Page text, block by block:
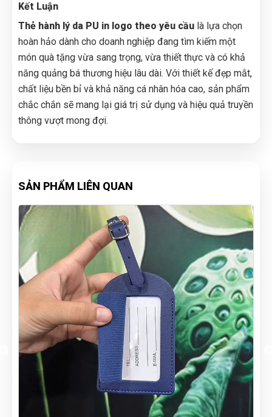
Kết Luận
Thẻ hành lý da PU in logo theo yêu cầu là lựa chọn
hoàn hảo dành cho doanh nghiệp đang tìm kiếm một
món quà tặng vừa sang trọng, vừa thiết thực và có khả
năng quảng bá thương hiệu lâu dài. Với thiết kế đẹp mắt,
chất liệu bền bỉ và khả năng cá nhân hóa cao, sản phẩm
chắc chắn sẽ mang lại giá trị sử dụng và hiệu quả truyền
thông vượt mong đợi.
SẢN PHẨM LIÊN QUAN